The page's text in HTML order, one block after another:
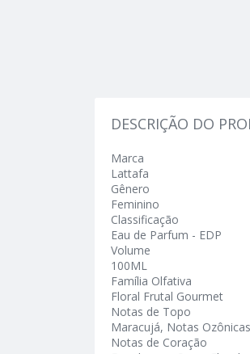
DESCRIÇÃO DO
Marca
Lattafa
Gênero
Feminino
Classificação
Eau de Parfum - EDP
Volume
100ML
Família Olfativa
Floral Frutal Gourmet
Notas de Topo
Maracujá, Notas
Notas de Coração